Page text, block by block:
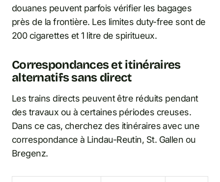
douanes peuvent parfois vérifier les bagages
près de la frontière. Les limites duty-free sont de
200 cigarettes et 1 litre de spiritueux.
Correspondances et itinéraires
alternatifs sans direct
Les trains directs peuvent être réduits pendant
des travaux ou à certaines périodes creuses.
Dans ce cas, cherchez des itinéraires avec une
correspondance à Lindau-Reutin, St. Gallen ou
Bregenz.